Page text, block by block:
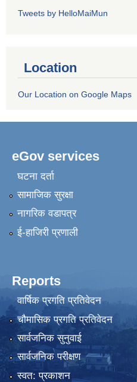
Tweets by HelloMaiMun
Location
Our Location on Google Maps
eGov services
घटना दर्ता
सामाजिक सुरक्षा
नागरिक वडापत्र
ई-हाजिरी प्रणाली
Reports
वार्षिक प्रगति प्रतिवेदन
चौमासिक प्रगति प्रतिवेदन
सार्वजनिक सुनुवाई
सार्वजनिक परीक्षण
स्वत: प्रकाशन